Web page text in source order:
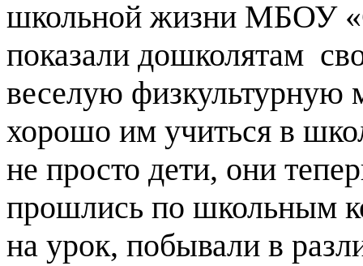
школьной жизни МБОУ
показали дошколятам
веселую физкультурную
хорошо им учиться в
не просто дети, они
прошлись по школьным
на урок, побывали в